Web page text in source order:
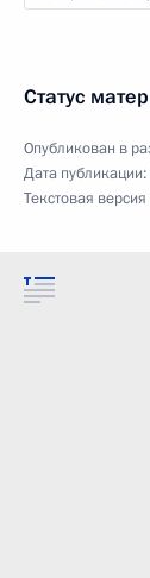
Статус
Опубликован в
Дата публикации:
Текстовая версия